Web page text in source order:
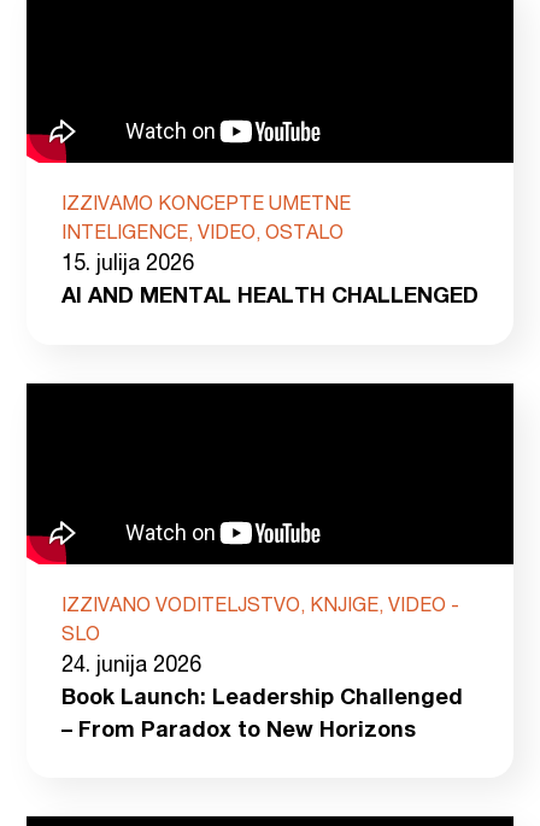
IZZIVAMO KONCEPTE UMETNE
INTELIGENCE, VIDEO, OSTALO
15. julija 2026
AI AND MENTAL HEALTH CHALLENGED
IZZIVANO VODITELJSTVO, KNJIGE, VIDEO -
SLO
24. junija 2026
Book Launch: Leadership Challenged
– From Paradox to New Horizons